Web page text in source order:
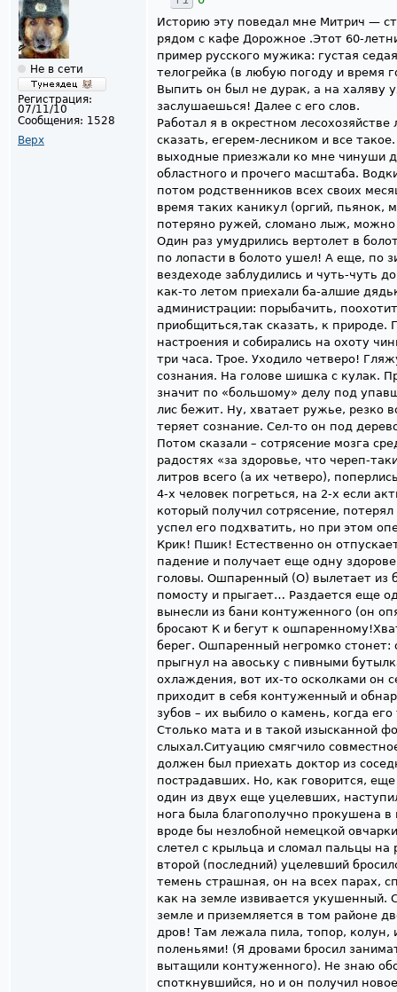
Не в сети
Регистрация:
07/11/10
Сообщения: 1528
Верх
Историю эту поведал мне Митрич —
рядом с кафе Дорожное .Этот 60-
пример русского мужика: густая
телогрейка (в любую погоду и время
Выпить он был не дурак, а на халяву
заслушаешься! Далее с его слов.
Работал я в окрестном
сказать, егерем-лесником и все
выходные приезжали ко мне чинуши
областного и прочего масштаба.
потом родственников всех своих
время таких каникул (оргий, пьянок,
потеряно ружей, сломано лыж,
Один раз умудрились вертолет в
по лопасти в болото ушел! А еще, по
вездеходе заблудились и чуть-чуть
как-то летом приехали ба-алшие
администрации: порыбачить,
приобщиться,так сказать, к природе.
настроения и собирались на охоту
три часа. Трое. Уходило четверо!
сознания. На голове шишка с кулак.
значит по «большому» делу под
лис бежит. Ну, хватает ружье, резко
теряет сознание. Сел-то он под
Потом сказали – сотрясение мозга
радостях «за здоровье, что череп-
литров всего (а их четверо),
4-х человек погреться, на 2-х если
который получил сотрясение,
успел его подхватить, но при этом
Крик! Пшик! Естественно он
падение и получает еще одну
головы. Ошпаренный (О) вылетает из
помосту и прыгает… Раздается еще
вынесли из бани контуженного (он
бросают К и бегут к
берег. Ошпаренный негромко
прыгнул на авоську с пивными
охлаждения, вот их-то осколками он
приходит в себя контуженный и
зубов – их выбило о камень, когда
Столько мата и в такой изысканной
слыхал.Ситуацию смягчило
должен был приехать доктор из
пострадавших. Но, как говорится,
один из двух еще уцелевших,
нога была благополучно прокушена
вроде бы незлобной немецкой
слетел с крыльца и сломал пальцы
второй (последний) уцелевший
темень страшная, он на всех парах,
как на земле извивается укушенный.
земле и приземляется в том районе
дров! Там лежала пила, топор, колун,
поленьями! (Я дровами бросил
вытащили контуженного). Не знаю
споткнувшийся, но и он получил